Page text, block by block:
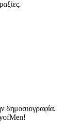
δημοσιογραφία.